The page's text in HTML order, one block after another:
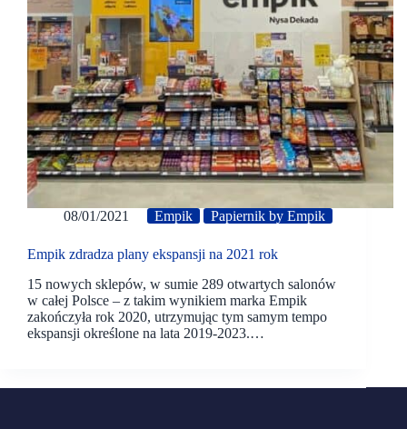
08/01/2021 Empik Papiernik by Empik
Empik zdradza plany ekspansji na 2021 rok
15 nowych sklepów, w sumie 289 otwartych salonów
w całej Polsce – z takim wynikiem marka Empik
zakończyła rok 2020, utrzymując tym samym tempo
ekspansji określone na lata 2019-2023.…